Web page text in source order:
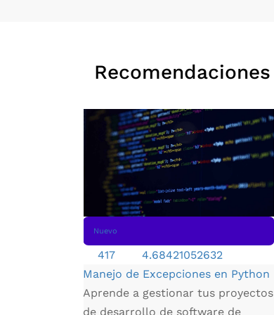
Recomendaciones
Nuevo
417
4.68421052632
Manejo de Excepciones en Python
Aprende a gestionar tus proyectos
de desarrollo de software de